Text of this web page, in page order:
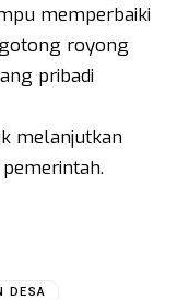
memperbaiki
royong
pribadi
melanjutkan
DESA